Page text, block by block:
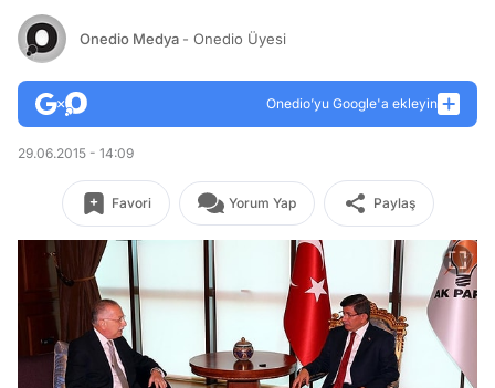
Onedio Medya - Onedio Üyesi
Onedio’yu Google'a ekleyin
29.06.2015 - 14:09
Favori Yorum Yap Paylaş